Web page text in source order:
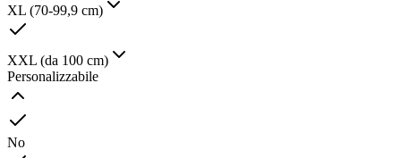
XL (70-99,9 cm)
XXL (da 100 cm)
Personalizzabile
No